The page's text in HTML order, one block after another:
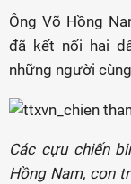
Ông Võ Hồng
đã kết nối hai
những người
Các cựu chiến
Hồng Nam, con